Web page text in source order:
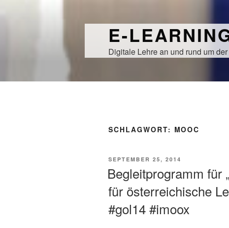
Inhalt
E-
Digitale Lehre an und rund um
SCHLAGWORT: MOOC
VERÖFFENTLICHT
SEPTEMBER 25, 2014
Begleitprogramm für
für österreichische
#gol14 #imoox